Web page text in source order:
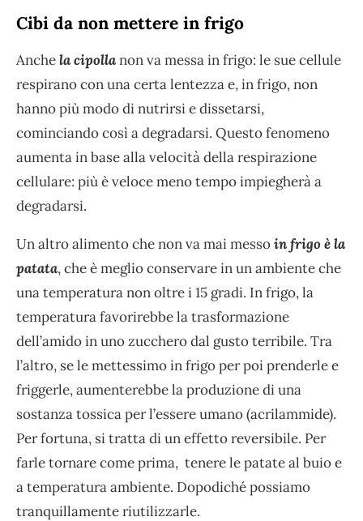
Cibi da non mettere in frigo
Anchela cipollanon va messa in frigo: le sue cellule
respirano con una certa lentezza e, in frigo, non
hanno più modo di nutrirsi e dissetarsi,
cominciando così a degradarsi. Questo fenomeno
aumenta in base alla velocità della respirazione
cellulare: più è veloce meno tempo impiegherà a
degradarsi.
Un altro alimento che non va mai messoin frigo è la
patata, che è meglio conservare in un ambiente che
una temperatura non oltre i 15 gradi. In frigo, la
temperatura favorirebbe la trasformazione
dell’amido in uno zucchero dal gusto terribile. Tra
l’altro, se le mettessimo in frigo per poi prenderle e
friggerle, aumenterebbe la produzione di una
sostanza tossica per l’essere umano (acrilammide).
Per fortuna, si tratta di un effetto reversibile. Per
farle tornare come prima, tenere le patate al buio e
a temperatura ambiente. Dopodiché possiamo
tranquillamente riutilizzarle.